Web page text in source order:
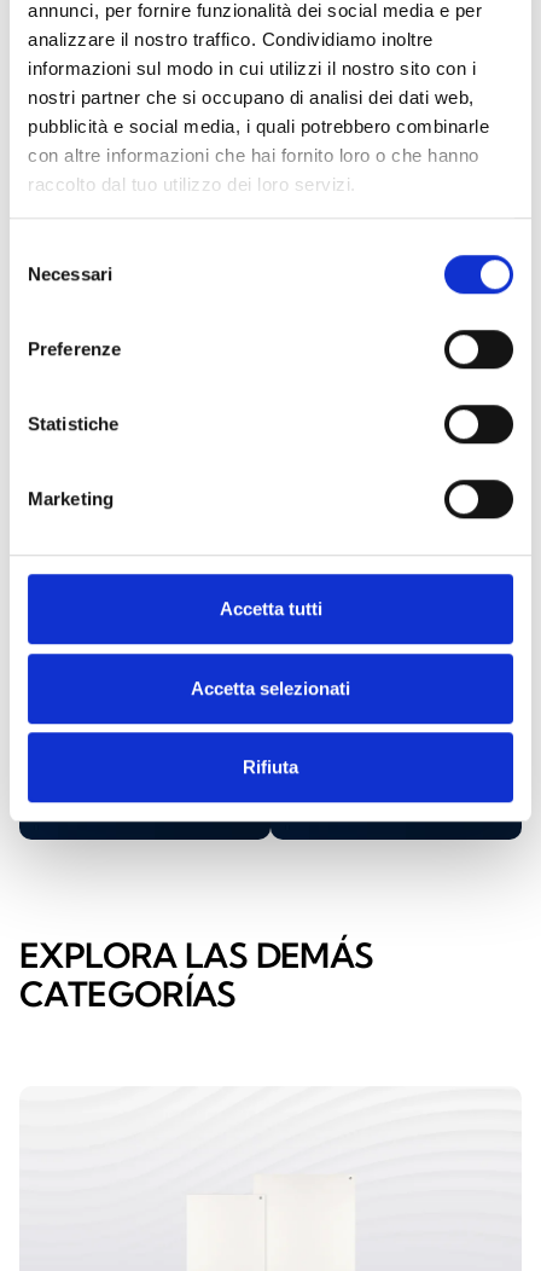
annunci, per fornire funzionalità dei social media e per
analizzare il nostro traffico. Condividiamo inoltre
informazioni sul modo in cui utilizzi il nostro sito con i
nostri partner che si occupano di analisi dei dati web,
pubblicità e social media, i quali potrebbero combinarle
con altre informazioni che hai fornito loro o che hanno
raccolto dal tuo utilizzo dei loro servizi.
delNecessari
Preferenze
Statistiche
Marketing
Accetta tutti
Accetta selezionati
Rifiuta
Sol-PSTN
¿Te interesa este producto?
Solicita
más
información
PONTE EN
CON
Encuentra
un
de Inim
ENCUÉNTRALO
EXPLORA LAS DEMÁS
CATEGORÍAS